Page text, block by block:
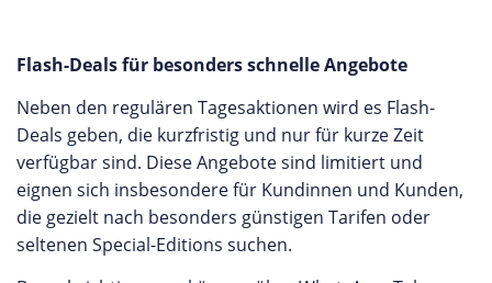
Flash-Deals für besonders schnelle Angebote
Neben den regulären Tagesaktionen wird es Flash-
Deals geben, die kurzfristig und nur für kurze Zeit
verfügbar sind. Diese Angebote sind limitiert und
eignen sich insbesondere für Kundinnen und Kunden,
die gezielt nach besonders günstigen Tarifen oder
seltenen Special-Editions suchen.